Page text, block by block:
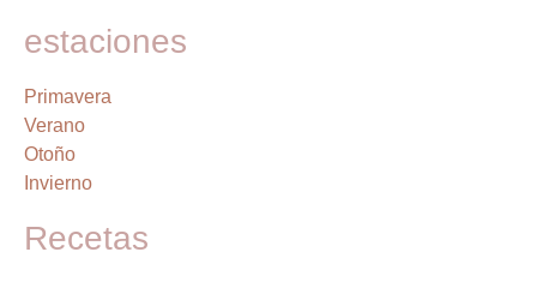
estaciones
Primavera
Verano
Otoño
Invierno
Recetas